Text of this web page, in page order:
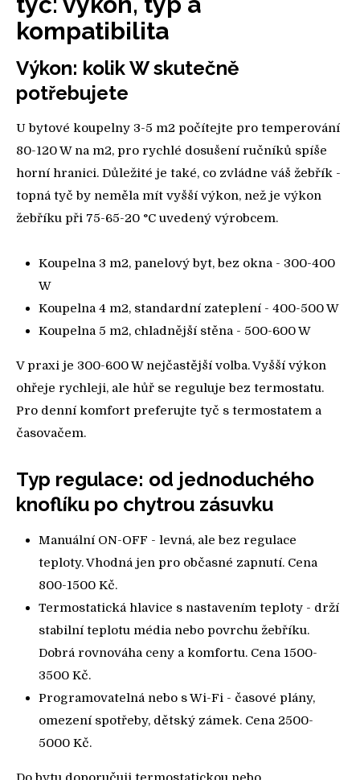
kompatibilita
Výkon: kolik W skutečně
potřebujete
U bytové koupelny 3-5 m2 počítejte pro temperování
80-120 W na m2, pro rychlé dosušení ručníků spíše
horní hranici. Důležité je také, co zvládne váš žebřík -
topná tyč by neměla mít vyšší výkon, než je výkon
žebříku při 75-65-20 °C uvedený výrobcem.
Koupelna 3 m2, panelový byt, bez okna - 300-400
W
Koupelna 4 m2, standardní zateplení - 400-500 W
Koupelna 5 m2, chladnější stěna - 500-600 W
V praxi je 300-600 W nejčastější volba. Vyšší výkon
ohřeje rychleji, ale hůř se reguluje bez termostatu.
Pro denní komfort preferujte tyč s termostatem a
časovačem.
Typ regulace: od jednoduchého
knoflíku po chytrou zásuvku
Manuální ON-OFF - levná, ale bez regulace
teploty. Vhodná jen pro občasné zapnutí. Cena
800-1500 Kč.
Termostatická hlavice s nastavením teploty - drží
stabilní teplotu média nebo povrchu žebříku.
Dobrá rovnováha ceny a komfortu. Cena 1500-
3500 Kč.
Programovatelná nebo s Wi-Fi - časové plány,
omezení spotřeby, dětský zámek. Cena 2500-
5000 Kč.